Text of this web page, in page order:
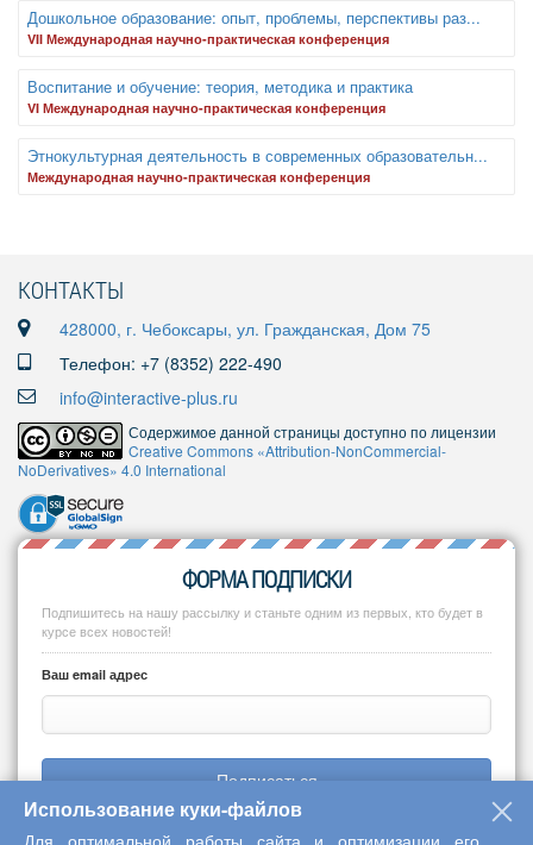
Дошкольное образование: опыт, проблемы, перспективы раз...
VII Международная научно-практическая конференция
Воспитание и обучение: теория, методика и практика
VI Международная научно-практическая конференция
Этнокультурная деятельность в современных образовательн...
Международная научно-практическая конференция
КОНТАКТЫ
428000, г. Чебоксары, ул. Гражданская, Дом 75
Телефон: +7 (8352) 222-490
info@interactive-plus.ru
Содержимое данной страницы доступно по лицензии
Creative Commons «Attribution-NonCommercial-
NoDerivatives» 4.0 International
ФОРМА ПОДПИСКИ
Подпишитесь на нашу рассылку и станьте одним из первых, кто будет в
курсе всех новостей!
Ваш email адрес
Подписаться
Использование куки-файлов
Для оптимальной работы сайта и оптимизации его